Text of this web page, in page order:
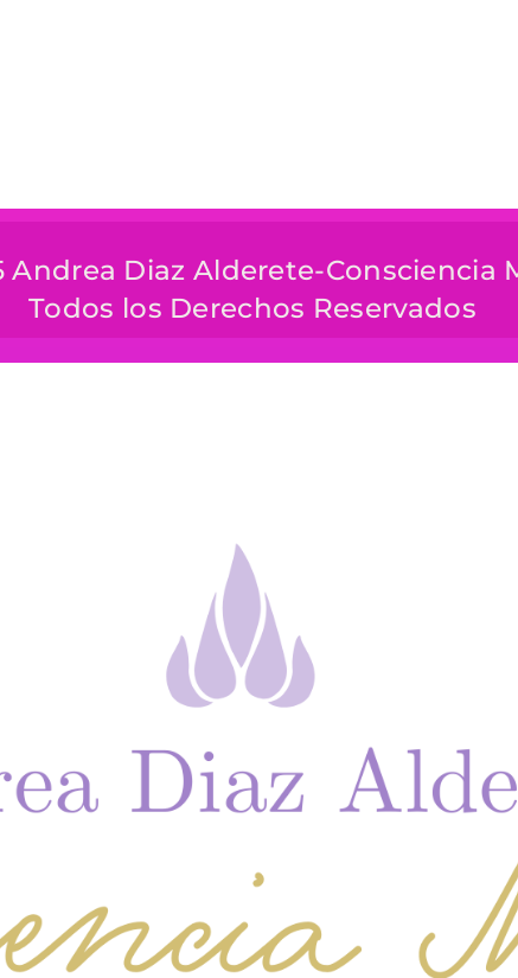
Andrea Diaz Alderete-Consciencia
Todos los Derechos Reservados